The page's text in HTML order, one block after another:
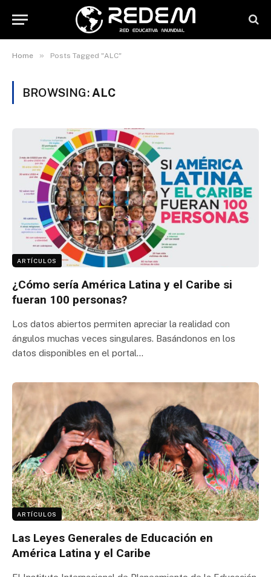
Home » Posts Tagged "ALC"
BROWSING: ALC
ARTÍCULOS
¿Cómo sería América Latina y el Caribe si
fueran 100 personas?
Los datos abiertos permiten apreciar la realidad con
ángulos muchas veces singulares. Basándonos en los
datos disponibles en el portal…
ARTÍCULOS
Las Leyes Generales de Educación en
América Latina y el Caribe